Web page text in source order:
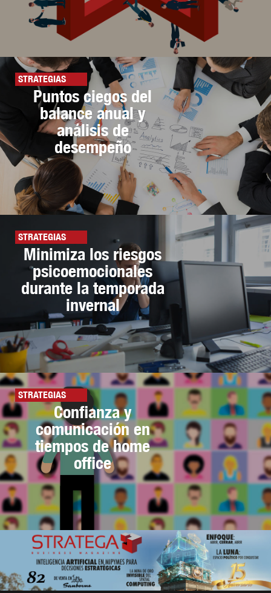
STRATEGIAS
Puntos ciegos del
balance anual y
análisis de
desempeño
STRATEGIAS
Minimiza los riesgos
psicoemocionales
durante la temporada
invernal
STRATEGIAS
Confianza y
comunicación en
tiempos de home
office